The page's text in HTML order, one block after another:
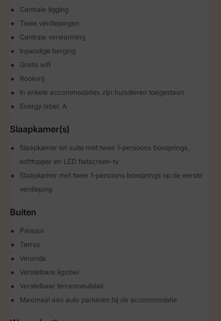
Centrale ligging
Twee verdiepingen
Centrale verwarming
Inpandige berging
Gratis wifi
Rookvrij
In enkele accommodaties zijn huisdieren toegestaan
Energy label: A
Slaapkamer(s)
Slaapkamer en suite met twee 1-persoons boxsprings,
softtopper en LED flatscreen-tv
Slaapkamer met twee 1-persoons boxsprings op de eerste
verdieping
Buiten
Parasol
Terras
Veranda
Verstelbare ligstoel
Verstelbaar terrasmeubilair
Maximaal één auto parkeren bij de accommodatie